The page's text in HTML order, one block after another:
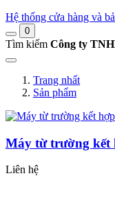
Hệ thống cửa hàng và
0
Tìm kiếm Công ty
Trang nhất
Sản phẩm
Máy từ trường kết
Liên hệ